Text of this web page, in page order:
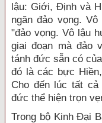
lậu: Giới, Định và
ngăn đảo vọng.
"đảo vọng. Vô lậu
giai đoạn mà đảo
tánh đức sẵn có
đó là các bực
Cho đến lúc tất
đức thể hiện trọn
Trong bộ Kinh Đại